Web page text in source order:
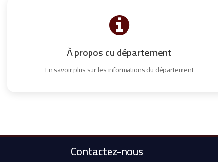
À propos du département
En savoir plus sur les informations du département
Contactez-nous